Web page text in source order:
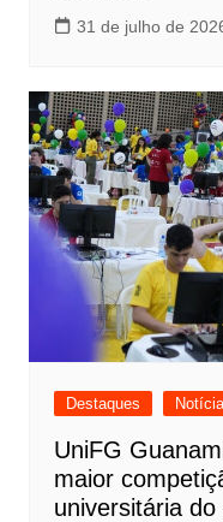
31 de julho de
Destaques
UniFG
maior
universitária